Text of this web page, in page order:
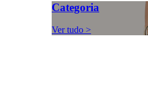
Categoria
Ver tudo >